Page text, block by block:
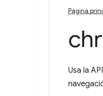
Página
Usa la